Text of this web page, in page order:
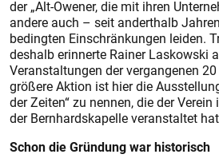
der „Alt-Owener, die mit ihren
andere auch – seit anderthalb
bedingten Einschränkungen leiden.
deshalb erinnerte Rainer Laskowski
Veranstaltungen der vergangenen
größere Aktion ist hier die
der Zeiten“ zu nennen, die der
der Bernhardskapelle veranstaltet
Schon die Gründung war historisch